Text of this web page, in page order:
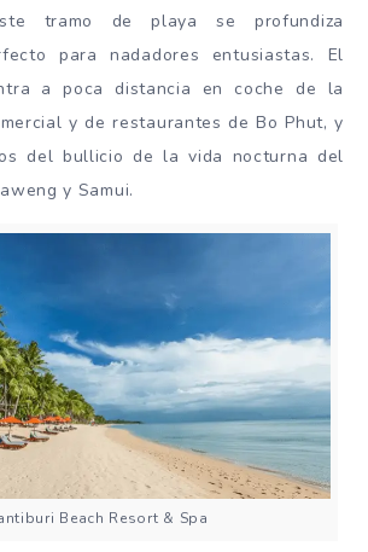
tramo de playa se profundiza
para nadadores entusiastas. El
a poca distancia en coche de la
y de restaurantes de Bo Phut, y
del bullicio de la vida nocturna del
y Samui.
Beach Resort & Spa